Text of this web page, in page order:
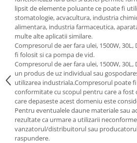
Semanatori
Masini batut stalpi si accesorii
Roabe & accesorii
Casute gradina si cutii depozitare
Mobilier gradina
Corturi, Prelate si plase de
umbrire
Lopeti zapada
Zdrobitoare si teascuri
Teascuri
lipsit de elemente poluante ce poate fi
stomatologie, acvacultura, industria
alimentara, industria farmaceutica,
multe alte aplicatii similare.
Compresorul de aer fara ulei, 1500W, 30L,
fi folosit si ca pompa de vid.
Compresorul de aer fara ulei, 1500W, 30L,
un produs de uz individual sau
utilizarea industriala.Compresorul poate
conformitate cu scopul pentru care a fost
care depaseste acest domeniu este
Pentru eventualele daune materiale sau
rezultate ca urmare a utilizarii
vanzatorul/distribuitorul sau
raspundere.